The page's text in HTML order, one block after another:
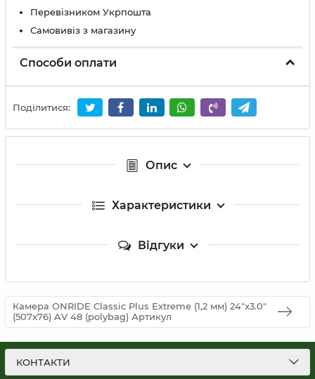
Перевізником Укрпошта
Самовивіз з магазину
Способи оплати
Поділитися:
Опис
Характеристики
Відгуки
Камера ONRIDE Classic Plus Extreme (1,2 мм) 24"x3.0"
(507х76) AV 48 (polybag) Артикул
КОНТАКТИ